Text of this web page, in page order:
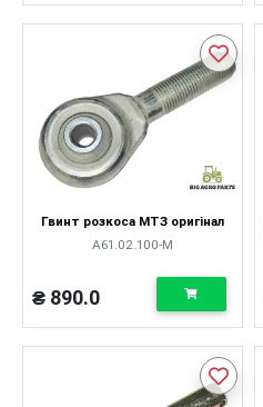
Гвинт розкоса МТЗ оригінал
А61.02.100-М
₴ 890.0